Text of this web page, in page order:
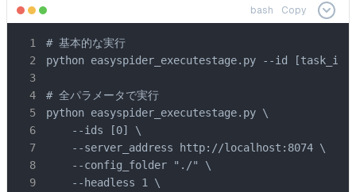
bash Copy
# 基本的な実行
python easyspider_executestage.py --id
# 全パラメータで実行
python easyspider_executestage.py \
    --ids [0] \
    --server_address http://localhost:8074 \
    --config_folder "./" \
    --headless 1 \